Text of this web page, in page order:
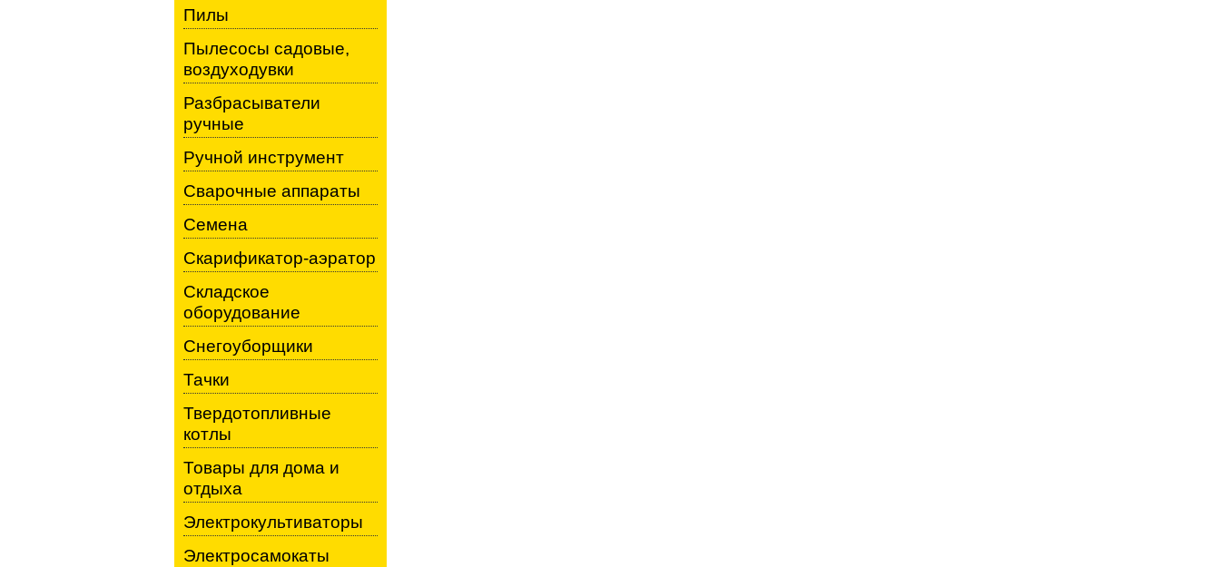
Пилы
Пылесосы садовые,
воздуходувки
Разбрасыватели
ручные
Ручной инструмент
Сварочные аппараты
Семена
Скарификатор-аэратор
Складское
оборудование
Снегоуборщики
Тачки
Твердотопливные
котлы
Товары для дома и
отдыха
Электрокультиваторы
Электросамокаты